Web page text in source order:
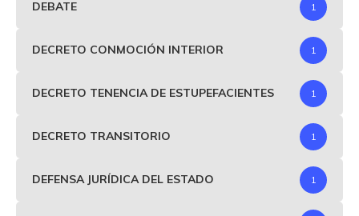
DEBATE 1
DECRETO CONMOCIÓN INTERIOR 1
DECRETO TENENCIA DE ESTUPEFACIENTES 1
DECRETO TRANSITORIO 1
DEFENSA JURÍDICA DEL ESTADO 1